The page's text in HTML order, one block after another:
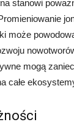
stanowi
może
mogą
całe